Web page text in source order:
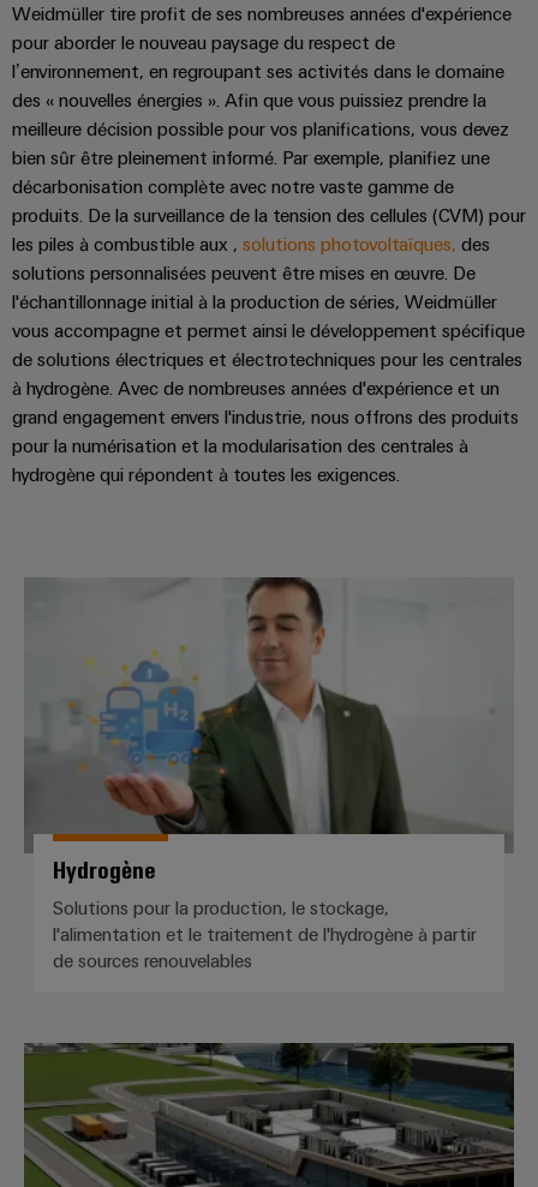
Weidmüller
Configurator
Ingénierie
numérique
d'un niveau
supérieur -
intuitive,
simple,
rapide
Weidmüller tire profit de ses nombreuses années d'expérience
pour aborder le nouveau paysage du respect de
l’environnement, en regroupant ses activités dans le domaine
des « nouvelles énergies ». Afin que vous puissiez prendre la
meilleure décision possible pour vos planifications, vous devez
bien sûr être pleinement informé. Par exemple, planifiez une
décarbonisation complète avec notre vaste gamme de
produits. De la surveillance de la tension des cellules (CVM) pour
les piles à combustible aux , solutions photovoltaïques, des
solutions personnalisées peuvent être mises en œuvre. De
l'échantillonnage initial à la production de séries, Weidmüller
vous accompagne et permet ainsi le développement spécifique
de solutions électriques et électrotechniques pour les centrales
à hydrogène. Avec de nombreuses années d'expérience et un
grand engagement envers l'industrie, nous offrons des produits
pour la numérisation et la modularisation des centrales à
hydrogène qui répondent à toutes les exigences.
Hydrogène
Hydrogène
Solutions pour la production, le stockage,
l'alimentation et le traitement de l'hydrogène à partir
de sources renouvelables
Stockage d'énergie